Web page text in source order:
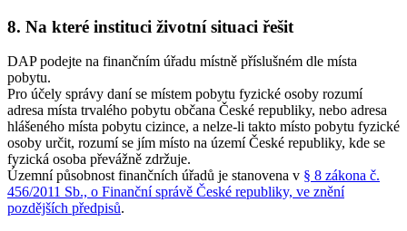
8. Na které instituci životní situaci řešit
DAP podejte na finančním úřadu místně příslušném dle místa
pobytu.
Pro účely správy daní se místem pobytu fyzické osoby rozumí
adresa místa trvalého pobytu občana České republiky, nebo adresa
hlášeného místa pobytu cizince, a nelze-li takto místo pobytu fyzické
osoby určit, rozumí se jím místo na území České republiky, kde se
fyzická osoba převážně zdržuje.
Územní působnost finančních úřadů je stanovena v § 8 zákona č.
456/2011 Sb., o Finanční správě České republiky, ve znění
pozdějších předpisů.